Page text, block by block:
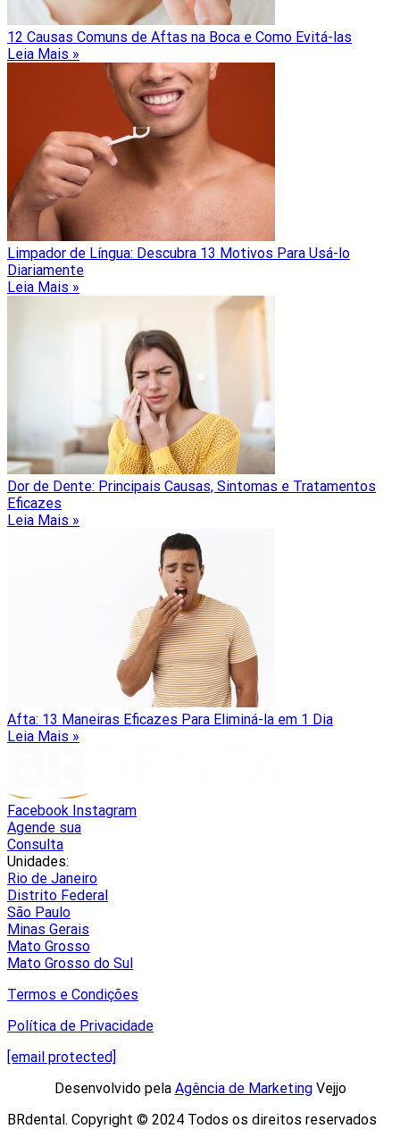
12 Causas Comuns de Aftas na Boca e Como Evitá-las
Leia Mais »
Limpador de Língua: Descubra 13 Motivos Para Usá-lo
Diariamente
Leia Mais »
Dor de Dente: Principais Causas, Sintomas e Tratamentos
Eficazes
Leia Mais »
Afta: 13 Maneiras Eficazes Para Eliminá-la em 1 Dia
Leia Mais »
Facebook Instagram
Agende sua
Consulta
Unidades:
Rio de Janeiro
Distrito Federal
São Paulo
Minas Gerais
Mato Grosso
Mato Grosso do Sul
Termos e Condições
Política de Privacidade
[email protected]
Desenvolvido pela Agência de MarketingVejjo​
BRdental. Copyright © 2024 Todos os direitos reservados